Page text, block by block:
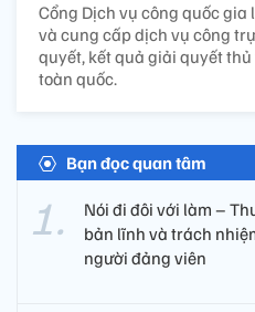
Cổng Dịch vụ công quốc
và cung cấp dịch vụ công
quyết, kết quả giải quyết
toàn quốc.
Bạn đọc quan tâm
Nói đi đôi với làm –
bản lĩnh và trách
người đảng viên​